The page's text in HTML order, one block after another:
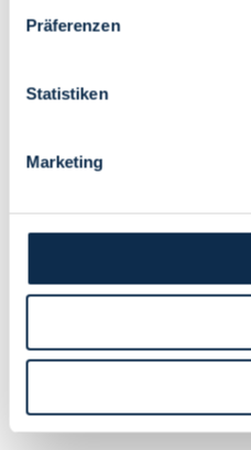
Präferenzen
Statistiken
Marketing